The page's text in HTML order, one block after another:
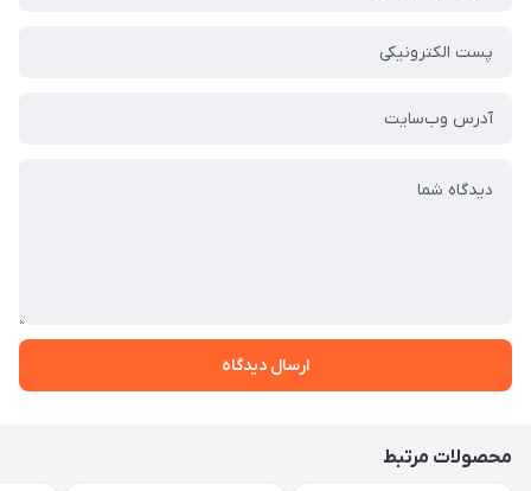
ارسال دیدگاه
محصولات مرتبط